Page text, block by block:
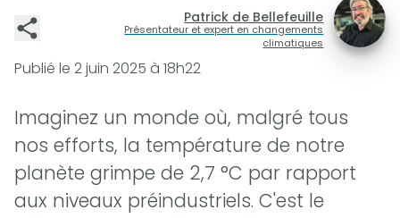
Patrick de Bellefeuille
Présentateur et expert en changements
climatiques
Publié le 2 juin 2025 à 18h22
Imaginez un monde où, malgré tous
nos efforts, la température de notre
planète grimpe de 2,7 °C par rapport
aux niveaux préindustriels. C'est le